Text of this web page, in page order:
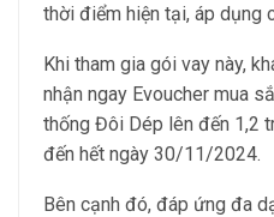
thời điểm hiện tại, áp dụng
Khi tham gia gói vay này,
nhận ngay Evoucher mua
thống Đôi Dép lên đến 1,2
đến hết ngày 30/11/2024.
Bên cạnh đó, đáp ứng đa